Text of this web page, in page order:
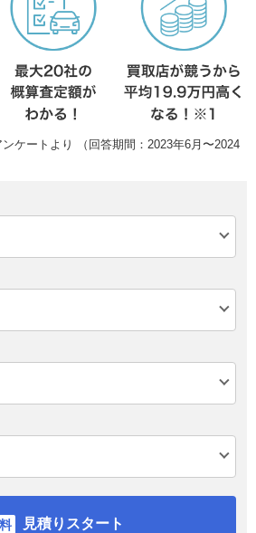
ケートより （回答期間：2023年6月〜2024
見積りスタート